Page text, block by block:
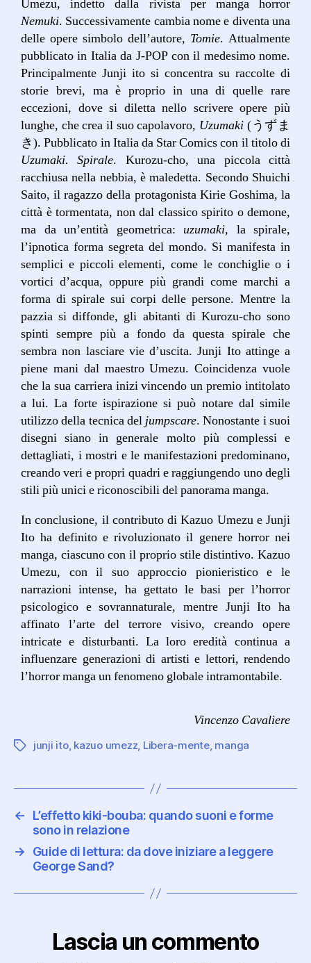
Umezu, indetto dalla rivista per manga horror
Nemuki. Successivamente cambia nome e diventa una
delle opere simbolo dell’autore, Tomie. Attualmente
pubblicato in Italia da J-POP con il medesimo nome.
Principalmente Junji ito si concentra su raccolte di
storie brevi, ma è proprio in una di quelle rare
eccezioni, dove si diletta nello scrivere opere più
lunghe, che crea il suo capolavoro, Uzumaki (うずま
き). Pubblicato in Italia da Star Comics con il titolo di
Uzumaki. Spirale. Kurozu-cho, una piccola città
racchiusa nella nebbia, è maledetta. Secondo Shuichi
Saito, il ragazzo della protagonista Kirie Goshima, la
città è tormentata, non dal classico spirito o demone,
ma da un’entità geometrica: uzumaki, la spirale,
l’ipnotica forma segreta del mondo. Si manifesta in
semplici e piccoli elementi, come le conchiglie o i
vortici d’acqua, oppure più grandi come marchi a
forma di spirale sui corpi delle persone. Mentre la
pazzia si diffonde, gli abitanti di Kurozu-cho sono
spinti sempre più a fondo da questa spirale che
sembra non lasciare vie d’uscita. Junji Ito attinge a
piene mani dal maestro Umezu. Coincidenza vuole
che la sua carriera inizi vincendo un premio intitolato
a lui. La forte ispirazione si può notare dal simile
utilizzo della tecnica del jumpscare. Nonostante i suoi
disegni siano in generale molto più complessi e
dettagliati, i mostri e le manifestazioni predominano,
creando veri e propri quadri e raggiungendo uno degli
stili più unici e riconoscibili del panorama manga.
In conclusione, il contributo di Kazuo Umezu e Junji
Ito ha definito e rivoluzionato il genere horror nei
manga, ciascuno con il proprio stile distintivo. Kazuo
Umezu, con il suo approccio pionieristico e le
narrazioni intense, ha gettato le basi per l’horror
psicologico e sovrannaturale, mentre Junji Ito ha
affinato l’arte del terrore visivo, creando opere
intricate e disturbanti. La loro eredità continua a
influenzare generazioni di artisti e lettori, rendendo
l’horror manga un fenomeno globale intramontabile.
Vincenzo Cavaliere
junji ito, kazuo umezz, Libera-mente, manga
←
L’effetto kiki-bouba: quando suoni e forme
sono in relazione
→
Guide di lettura: da dove iniziare a leggere
George Sand?
Lascia un commento